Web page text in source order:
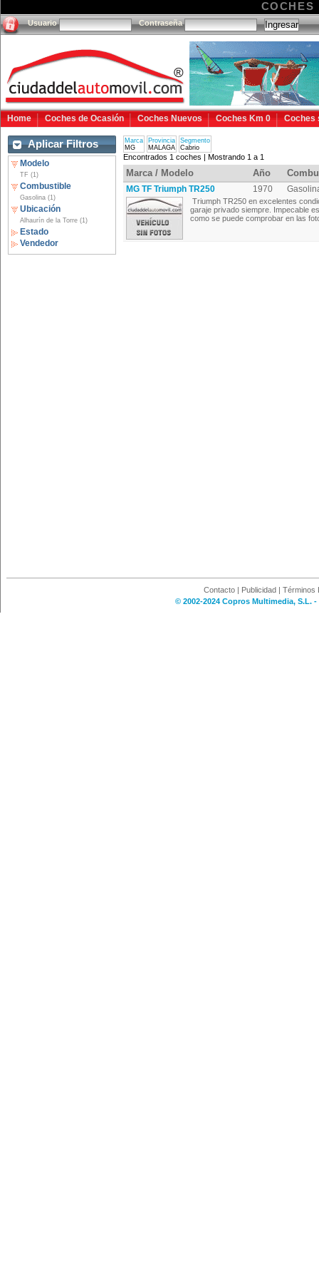
Usuario Contraseña
Home Coches de Ocasión Coches Nuevos Coches Km 0 Coches
Aplicar Filtros
Modelo
TF (1)
Combustible
Gasolina (1)
Ubicación
Alhaurín de la Torre (1)
Estado
Vendedor
Marca
MG
Provincia
MALAGA
Segmento
Cabrio
Encontrados 1 coches | Mostrando 1 a 1
Marca / Modelo Año
MG TF Triumph TR250 1970
Triumph TR250 en excelentes
garaje privado siempre. Impecable
como se puede comprobar en las
Contacto | Publicidad | Términos
© 2002-2024 Copros Multimedia, S.L.